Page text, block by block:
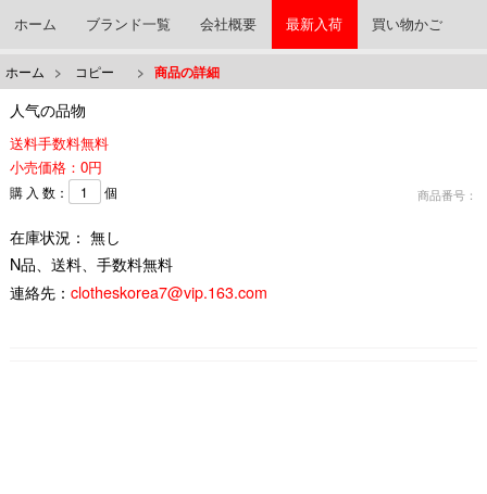
ホーム ブランド一覧 会社概要 最新入荷 買い物かご
ホーム > コピー > 商品の詳細
人气の品物
送料手数料無料
小売価格：0円
商品番号：
購 入 数： 個
在庫状況： 無し
N品、送料、手数料無料
連絡先： clotheskorea7@vip.163.com